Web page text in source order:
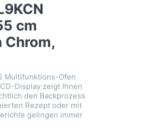
cm
Multifunktions-Ofen
Display zeigt Ihnen
den Backprozess
Rezept oder mit
gelingen immer